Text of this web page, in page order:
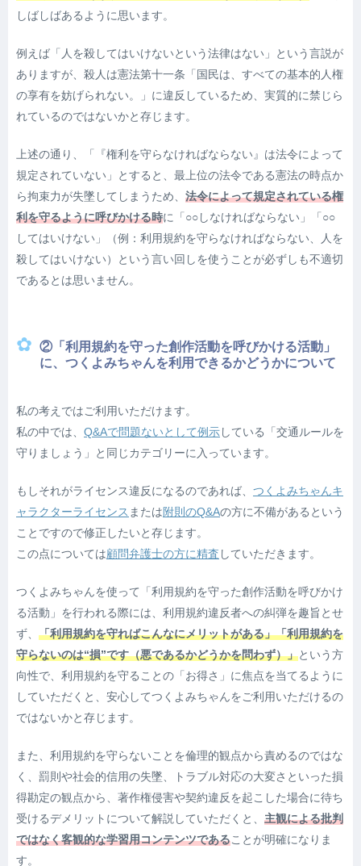
しばしばあるように思います。
例えば「人を殺してはいけないという法律はない」という言説が
ありますが、殺人は憲法第十一条「国民は、すべての基本的人権
の享有を妨げられない。」に違反しているため、実質的に禁じら
れているのではないかと存じます。
上述の通り、「『権利を守らなければならない』は法令によって
規定されていない」とすると、最上位の法令である憲法の時点か
ら拘束力が失墜してしまうため、 法令によって規定されている権
利を守るように呼びかける時に「○○しなければならない」「○○
してはいけない」
（例：利用規約を守らなければならない、人を
殺してはいけない）
という言い回しを使うことが必ずしも不適切
であるとは思いません。
②「利用規約を守った創作活動を呼びかける活動」
に、つくよみちゃんを利用できるかどうかについて
私の考えではご利用いただけます。
私の中では、 Q&Aで問題ないとして例示している「交通ルールを
守りましょう」と同じカテゴリーに入っています。
もしそれがライセンス違反になるのであれば、 つくよみちゃんキ
ャラクターライセンス または附則のQ&Aの方に不備があるという
ことですので修正したいと存じます。
この点については顧問弁護士の方に精査 していただきます。
つくよみちゃんを使って「利用規約を守った創作活動を呼びかけ
る活動」を行われる際には、利用規約違反者への糾弾を趣旨とせ
ず、 「利用規約を守ればこんなにメリットがある」「利用規約を
守らないのは“損”です（悪であるかどうかを問わず）」という方
向性で、利用規約を守ることの「お得さ」に焦点を当てるように
していただくと、安心してつくよみちゃんをご利用いただけるの
ではないかと存じます。
また、利用規約を守らないことを倫理的観点から責めるのではな
く、罰則や社会的信用の失墜、トラブル対応の大変さといった損
得勘定の観点から、著作権侵害や契約違反を起こした場合に待ち
受けるデメリットについて解説していただくと、 主観による批判
ではなく客観的な学習用コンテンツであることが明確になりま
す。